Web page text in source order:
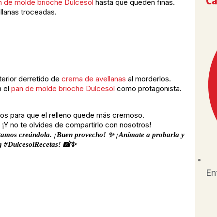
de molde brioche Dulcesol hasta que queden finas.
troceadas.
derretido de crema de avellanas al morderlos.
el pan de molde brioche Dulcesol como protagonista.
para que el relleno quede más cremoso.
¡Y no te olvides de compartirlo con nosotros!
creándola. ¡Buen provecho! ✨ ¡Anímate a probarla y
#DulcesolRecetas! 📸✨